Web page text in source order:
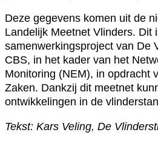
Deze gegevens komen uit de
Landelijk Meetnet Vlinders. Dit
samenwerkingsproject van De
CBS, in het kader van het
Monitoring (NEM), in opdracht
Zaken. Dankzij dit meetnet
ontwikkelingen in de
Tekst: Kars Veling, De